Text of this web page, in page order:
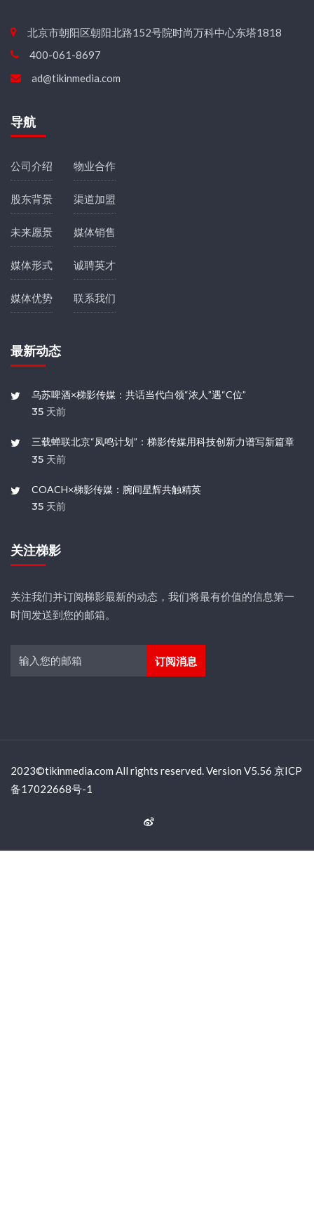
北京市朝阳区朝阳北路152号院时尚万科中心东塔1818
400-061-8697
ad@tikinmedia.com
导航
公司介绍
股东背景
未来愿景
媒体形式
媒体优势
物业合作
渠道加盟
媒体销售
诚聘英才
联系我们
最新动态
乌苏啤酒×梯影传媒：共话当代白领“浓人”遇“C位”
35 天前
三载蝉联北京“凤鸣计划”：梯影传媒用科技创新力谱写新篇章
35 天前
COACH×梯影传媒：腕间星辉共触精英
35 天前
关注梯影
关注我们并订阅梯影最新的动态，我们将最有价值的信息第一
时间发送到您的邮箱。
2023©tikinmedia.com All rights reserved. Version V5.56 京ICP
备17022668号-1